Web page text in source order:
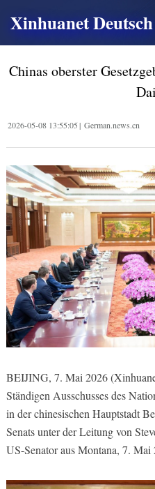
Xinhuanet Deutsch
Chinas oberster
2026-05-08 13:55:05| German.news.cn
BEIJING, 7. Mai 2026
Ständigen Ausschusses des
in der chinesischen Hauptstadt
Senats unter der Leitung von
US-Senator aus Montana, 7.